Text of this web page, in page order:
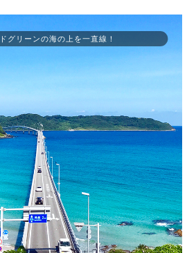
グリーンの海の上を一直線！